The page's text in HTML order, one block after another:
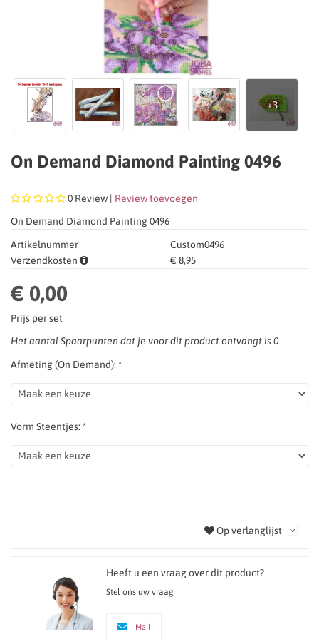
On Demand Diamond Painting 0496
0 Review | Review toevoegen
On Demand Diamond Painting 0496
Artikelnummer
Custom0496
Verzendkosten
€ 8,95
€ 0,00
Prijs per set
Het aantal Spaarpunten dat je voor dit product ontvangt is 0
Afmeting (On Demand): *
Vorm Steentjes: *
Op verlanglijst
Heeft u een vraag over dit product?
Stel ons uw vraag
Mail